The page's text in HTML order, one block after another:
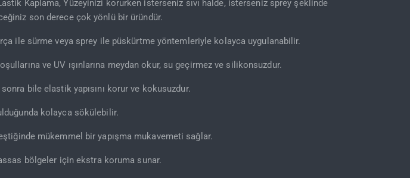
Kaplama, Yüzeyinizi korurken isterseniz sıvı halde, isterseniz sprey şeklinde
son derece çok yönlü bir üründür.
ile sürme veya sprey ile püskürtme yöntemleriyle kolayca uygulanabilir.
ve UV ışınlarına meydan okur, su geçirmez ve silikonsuzdur.
sonra bile elastik yapısını korur ve kokusuzdur.
kolayca sökülebilir.
mükemmel bir yapışma mukavemeti sağlar.
bölgeler için ekstra koruma sunar.